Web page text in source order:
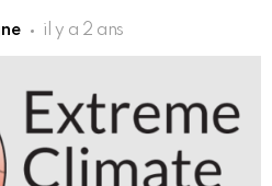
il y a 2 ans